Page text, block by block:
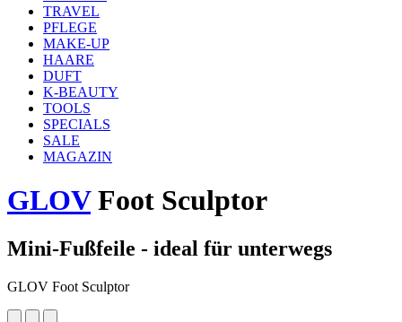
TRAVEL
PFLEGE
MAKE-UP
HAARE
DUFT
K-BEAUTY
TOOLS
SPECIALS
SALE
MAGAZIN
GLOVFoot Sculptor
Mini-Fußfeile - ideal für unterwegs
GLOV Foot Sculptor